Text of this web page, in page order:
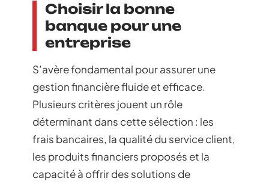
Choisir la bonne
banque pour une
entreprise
S’avère fondamental pour assurer une
gestion financière fluide et efficace.
Plusieurs critères jouent un rôle
déterminant dans cette sélection : les
frais bancaires, la qualité du service client,
les produits financiers proposés et la
capacité à offrir des solutions de